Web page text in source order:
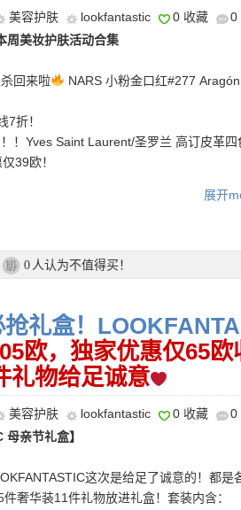
美容护肤 lookfantastic 0 收藏
0
周美妆护肤活动合集
回来啦
NARS 小粉金口红#277
7折！
！Yves Saint Laurent/圣罗兰 高订皮革四
39欧！
圣罗兰小黑条#1966又有啦！折上折仅
DEUTAO30而且无门槛！！！
LFSALE25或者NC25
： PLUS10或者ESTUDIANTESESP
境内免邮（普通快递），可直邮瑞士、荷
参考网站信息。
文图文购物教程点击此处 】
展开
0 人认为不值得买！
礼盒！
欧，独家优惠仅65
礼物给足诚意
美容护肤 lookfantastic 0 收藏
0
母亲节礼盒】
这次是给足了诚意的！都是
奢华装11件礼物放进礼盒！套装内含：